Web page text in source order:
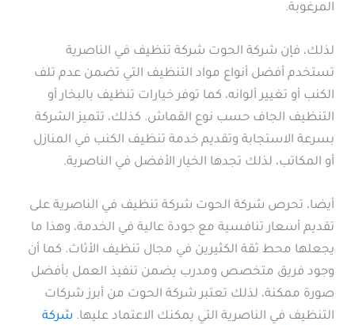
المرغوبة.
لذلك، فإن شركة الحوت شركة تنظيف في الناصرية
تستخدم أفضل أنواع مواد التنظيف التي تضمن عدم تلف
الكنب أو تغيير ألوانه، كما توفر خيارات تنظيف بالبخار أو
التنظيف الجاف حسب نوع القماش. كذلك، تتميز الشركة
بسرعة الاستجابة وتقديم خدمة تنظيف الكنب في المنازل
أو المكاتب، لذلك تجدها الخيار الأفضل في الناصرية.
أيضا، تحرص شركة الحوت شركة تنظيف في الناصرية على
تقديم أسعار تنافسية مع جودة عالية في الخدمة، وهذا ما
يجعلها محط ثقة الكثيرين في مجال تنظيف الأثاث. كما أن
وجود فريق متخصص ومدرب يضمن تنفيذ العمل بأفضل
صورة ممكنة، لذلك تعتبر شركة الحوت من أبرز شركات
التنظيف في الناصرية التي يمكنك الاعتماد عليها. شركة